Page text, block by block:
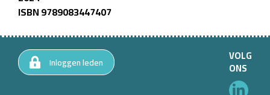
ISBN 9789083447407
Inloggen leden VOLG
ONS